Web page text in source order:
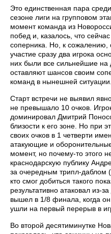
Это единственная пара
сезоне лиги на групповом
момент команда из
побед и, казалось, что
соперника. Но, к сожалению,
участие сразу два игрока
них были все сильнейшие
оставляют шансов своим
команд в нынешней ситуации.
Старт встречи не выявил
не превышало 10 очков.
доминировал Дмитрий
близости к его зоне. Но при
своих очков в 1 четверти
атакующие и
момент, но почему-то этого
краснодарскую публику
за очередным трипл-даблом
кто смог добиться такого
результативно атаковал из-
вышел в 1/8 финала, когда
ушли на первый перерыв в
Во второй десятиминутке